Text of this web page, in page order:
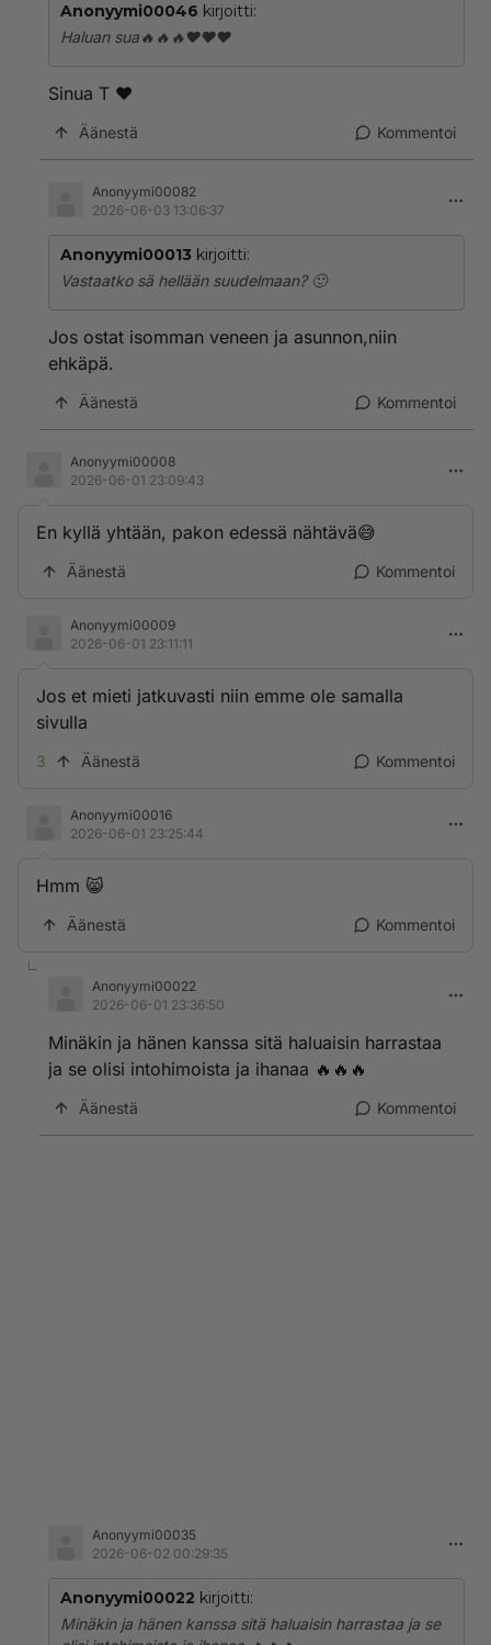
Anonyymi00046 kirjoitti:
Haluan sua🔥🔥🔥❤️❤️❤️
Sinua T ❤️
Äänestä Kommentoi
Anonyymi00082
2026-06-03 13:06:37
Anonyymi00013 kirjoitti:
Vastaatko sä hellään suudelmaan? 🙂
Jos ostat isomman veneen ja asunnon,niin
ehkäpä.
Äänestä Kommentoi
Anonyymi00008
2026-06-01 23:09:43
En kyllä yhtään, pakon edessä nähtävä😅
Äänestä Kommentoi
Anonyymi00009
2026-06-01 23:11:11
Jos et mieti jatkuvasti niin emme ole samalla
sivulla
3 Äänestä Kommentoi
Anonyymi00016
2026-06-01 23:25:44
Hmm 😸
Äänestä Kommentoi
Anonyymi00022
2026-06-01 23:36:50
Minäkin ja hänen kanssa sitä haluaisin harrastaa
ja se olisi intohimoista ja ihanaa 🔥🔥🔥
Äänestä Kommentoi
Anonyymi00035
2026-06-02 00:29:35
Anonyymi00022 kirjoitti:
Minäkin ja hänen kanssa sitä haluaisin harrastaa ja se